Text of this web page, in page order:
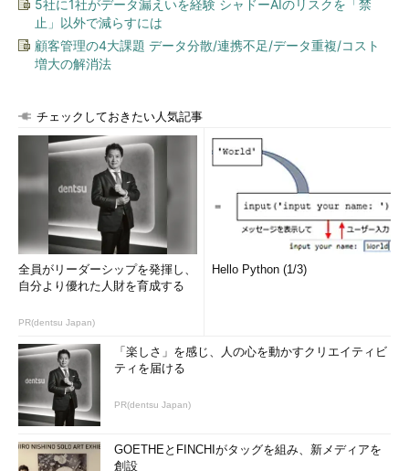
5社に1社がデータ漏えいを経験 シャドーAIのリスクを「禁
止」以外で減らすには
顧客管理の4大課題 データ分散/連携不足/データ重複/コスト
増大の解消法
チェックしておきたい人気記事
全員がリーダーシップを発揮し、
自分より優れた人財を育成する
PR(dentsu Japan)
Hello Python (1/3)
「楽しさ」を感じ、人の心を動かすクリエイティビ
ティを届ける
PR(dentsu Japan)
GOETHEとFINCHIがタッグを組み、新メディアを
創設